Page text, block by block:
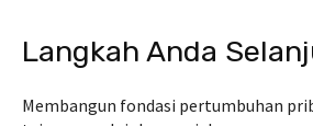
Langkah Anda
Membangun fondasi pertumbuhan